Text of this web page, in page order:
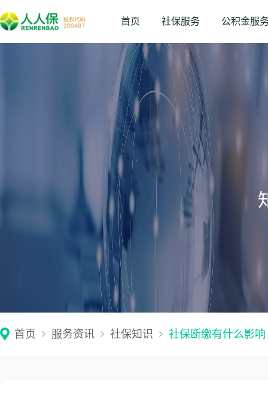
首页 社保服务 公积金服
首页 服务资讯 社保知识 社保断缴有什么影响